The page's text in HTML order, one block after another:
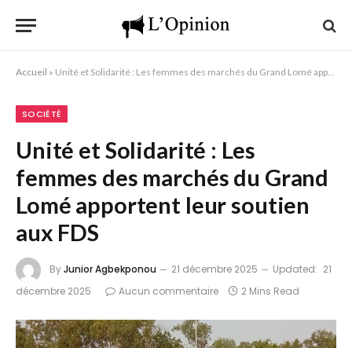
Accueil » Unité et Solidarité : Les femmes des marchés du Grand Lomé apportent leur soutien aux FDS
SOCIÉTÉ
Unité et Solidarité : Les
femmes des marchés du Grand
Lomé apportent leur soutien
aux FDS
ByJunior Agbekponou 21 décembre 2025 Updated: 21
décembre 2025
Aucun commentaire 2 Mins Read